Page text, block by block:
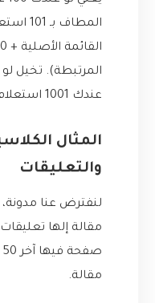
عندك 1001 استعلام! هذا هو جحيم N+1 بعينه.
المثال
والتعليقات
مقالة.